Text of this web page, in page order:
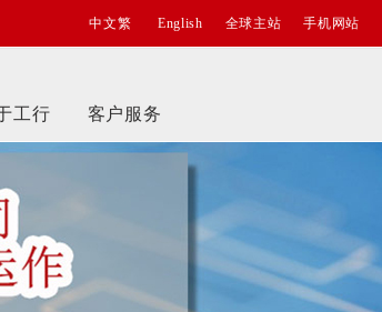
中文繁 English 全球主站 手机网站
工行 客户服务